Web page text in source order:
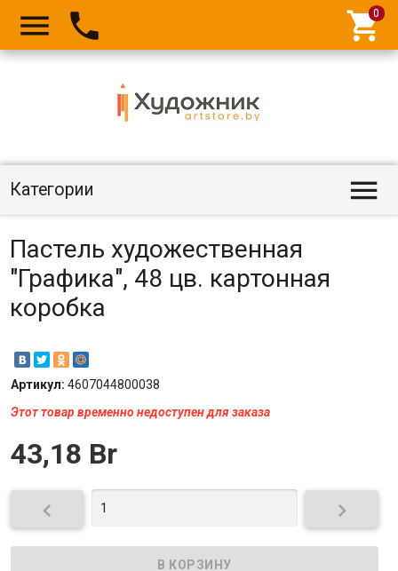
  
Категории 
Пастель художественная
"Графика", 48 цв. картонная
коробка
Артикул: 4607044800038
Этот товар временно недоступен для заказа
43,18 Br
 